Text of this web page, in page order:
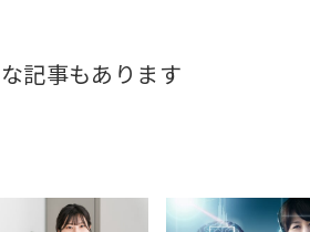
記事もあります